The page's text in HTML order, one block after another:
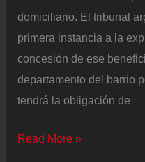
domiciliario. El tribunal
primera instancia a la
concesión de ese
departamento del barrio
tendrá la obligación de
La
Read More »